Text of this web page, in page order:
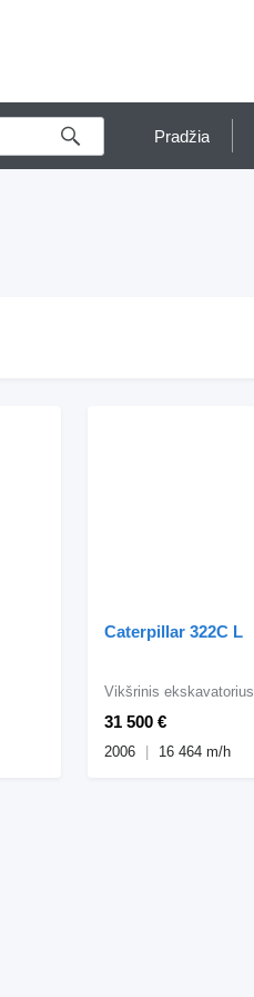
Pradžia
Caterpillar 322C L
31 500 €
Vikšrinis ekskavatorius
2006 16 464 m/h